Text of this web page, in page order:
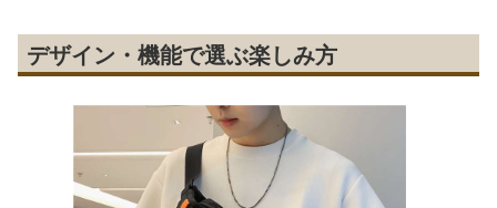
デザイン・機能で選ぶ楽しみ方